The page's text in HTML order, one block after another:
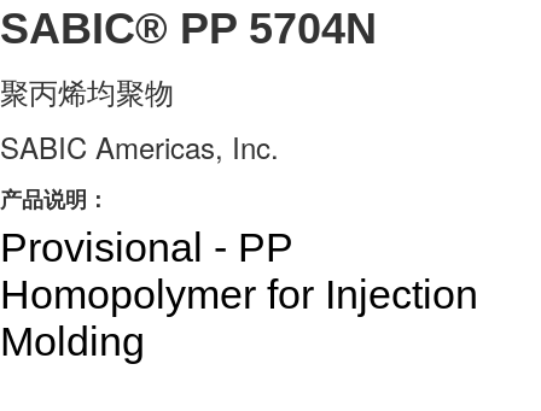
SABIC® PP 5704N
聚丙烯均聚物
SABIC Americas, Inc.
产品说明：
Provisional - PP
Homopolymer for Injection
Molding